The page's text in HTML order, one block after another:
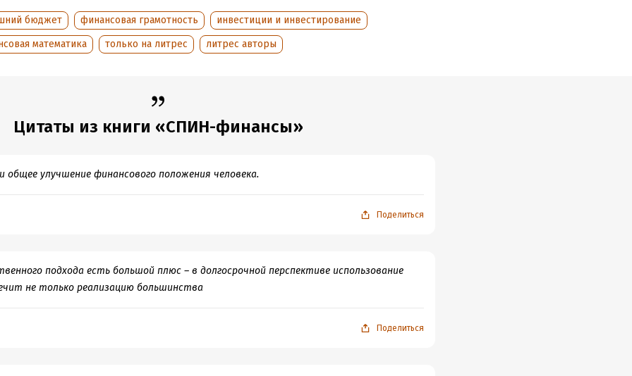
бюджет финансовая грамотность
инвестиции и инвестирование
математика
только на литрес литрес авторы
Цитаты из книги «СПИН-финансы»
общее улучшение финансового положения человека.
Поделиться
подхода есть большой плюс – в долгосрочной перспективе использование
не только реализацию большинства
Поделиться